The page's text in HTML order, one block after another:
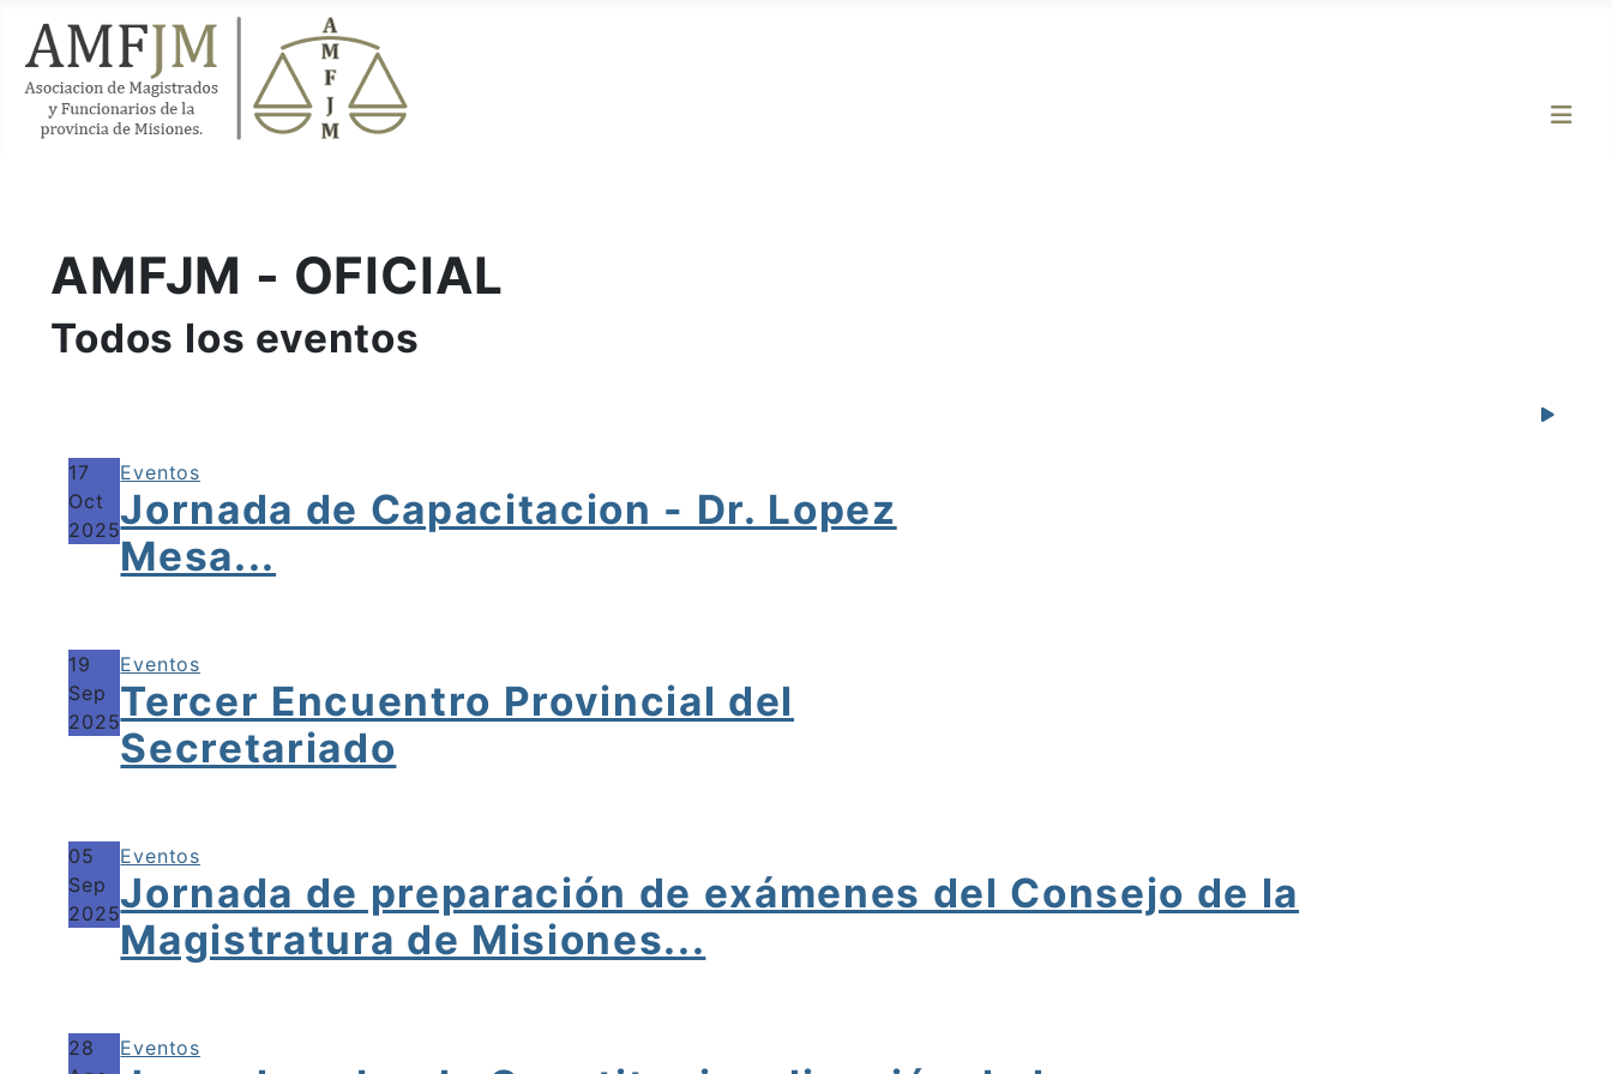
AMFJM - OFICIAL
Todos los eventos
17
Oct
2025
Eventos
Jornada de Capacitacion - Dr. Lopez
Mesa...
19
Sep
2025
Eventos
Tercer Encuentro Provincial del
Secretariado
05
Sep
2025
Eventos
Jornada de preparación de exámenes del Consejo de la
Magistratura de Misiones...
28
Eventos